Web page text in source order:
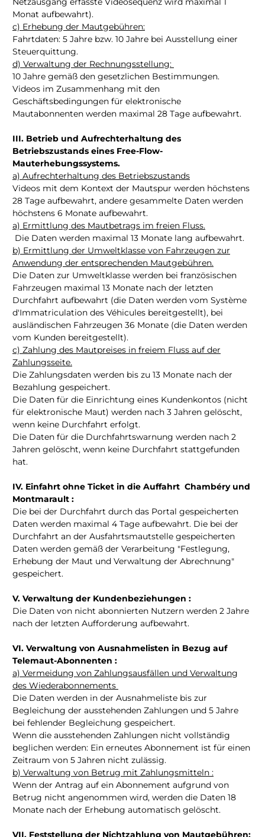
Monat aufbewahrt).
c) Erhebung der Mautgebühren:
Fahrtdaten: 5 Jahre bzw. 10 Jahre bei Ausstellung einer
Steuerquittung.
d) Verwaltung der Rechnungsstellung:
10 Jahre gemäß den gesetzlichen Bestimmungen.
Videos im Zusammenhang mit den
Geschäftsbedingungen für elektronische
Mautabonnenten werden maximal 28 Tage aufbewahrt.
III. Betrieb und Aufrechterhaltung des
Betriebszustands eines Free-Flow-
Mauterhebungssystems.
a) Aufrechterhaltung des Betriebszustands
Videos mit dem Kontext der Mautspur werden höchstens
28 Tage aufbewahrt, andere gesammelte Daten werden
höchstens 6 Monate aufbewahrt.
a) Ermittlung des Mautbetrags im freien Fluss.
Die Daten werden maximal 13 Monate lang aufbewahrt.
b) Ermittlung der Umweltklasse von Fahrzeugen zur
Anwendung der entsprechenden Mautgebühren.
Die Daten zur Umweltklasse werden bei französischen
Fahrzeugen maximal 13 Monate nach der letzten
Durchfahrt aufbewahrt (die Daten werden vom Système
d'Immatriculation des Véhicules bereitgestellt), bei
ausländischen Fahrzeugen 36 Monate (die Daten werden
vom Kunden bereitgestellt).
c) Zahlung des Mautpreises in freiem Fluss auf der
Zahlungsseite.
Die Zahlungsdaten werden bis zu 13 Monate nach der
Bezahlung gespeichert.
Die Daten für die Einrichtung eines Kundenkontos (nicht
für elektronische Maut) werden nach 3 Jahren gelöscht,
wenn keine Durchfahrt erfolgt.
Die Daten für die Durchfahrtswarnung werden nach 2
Jahren gelöscht, wenn keine Durchfahrt stattgefunden
hat.
IV. Einfahrt ohne Ticket in die Auffahrt Chambéry und
Montmarault :
Die bei der Durchfahrt durch das Portal gespeicherten
Daten werden maximal 4 Tage aufbewahrt. Die bei der
Durchfahrt an der Ausfahrtsmautstelle gespeicherten
Daten werden gemäß der Verarbeitung "Festlegung,
Erhebung der Maut und Verwaltung der Abrechnung"
gespeichert.
V. Verwaltung der Kundenbeziehungen :
Die Daten von nicht abonnierten Nutzern werden 2 Jahre
nach der letzten Aufforderung aufbewahrt.
VI. Verwaltung von Ausnahmelisten in Bezug auf
Telemaut-Abonnenten :
a) Vermeidung von Zahlungsausfällen und Verwaltung
des Wiederabonnements
Die Daten werden in der Ausnahmeliste bis zur
Begleichung der ausstehenden Zahlungen und 5 Jahre
bei fehlender Begleichung gespeichert.
Wenn die ausstehenden Zahlungen nicht vollständig
beglichen werden: Ein erneutes Abonnement ist für einen
Zeitraum von 5 Jahren nicht zulässig.
b) Verwaltung von Betrug mit Zahlungsmitteln :
Wenn der Antrag auf ein Abonnement aufgrund von
Betrug nicht angenommen wird, werden die Daten 18
Monate nach der Erhebung automatisch gelöscht.
VII. Feststellung der Nichtzahlung von Mautgebühren: